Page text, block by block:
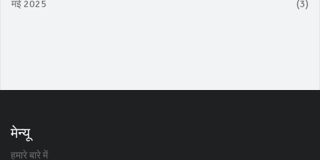
मई 2025 (3)
मेन्यू
हमारे बारे में